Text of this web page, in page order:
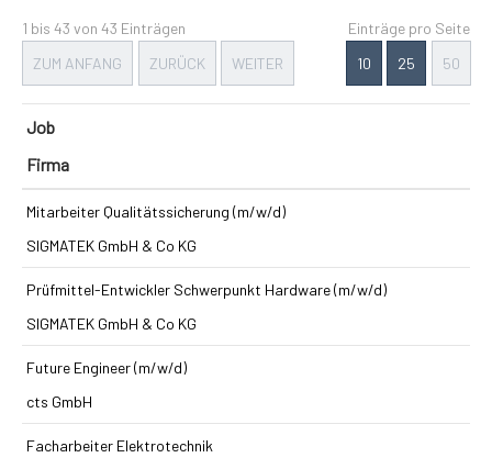
1 bis 43 von 43 Einträgen
ZUM ANFANG
ZURÜCK WEITER
Einträge pro Seite
10
25 50
Job
Firma
Mitarbeiter Qualitätssicherung (m/w/d)
SIGMATEK GmbH & Co KG
Prüfmittel-Entwickler Schwerpunkt Hardware (m/w/d)
SIGMATEK GmbH & Co KG
Future Engineer (m/w/d)
cts GmbH
Facharbeiter Elektrotechnik